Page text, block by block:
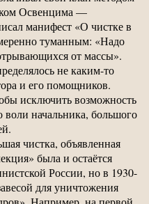
Освенцима —
манифест «О чистке в
туманным: «Надо
от массы».
не каким-то
и его помощников.
исключить возможность
начальника, большого
чистка, объявленная
была и остаётся
России, но в 1930-
для уничтожения